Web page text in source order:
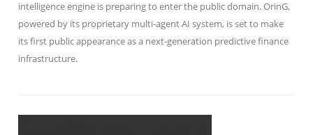
intelligence engine is preparing to enter the public domain. OrinG,
powered by its proprietary multi‑agent AI system, is set to make
its first public appearance as a next‑generation predictive finance
infrastructure.